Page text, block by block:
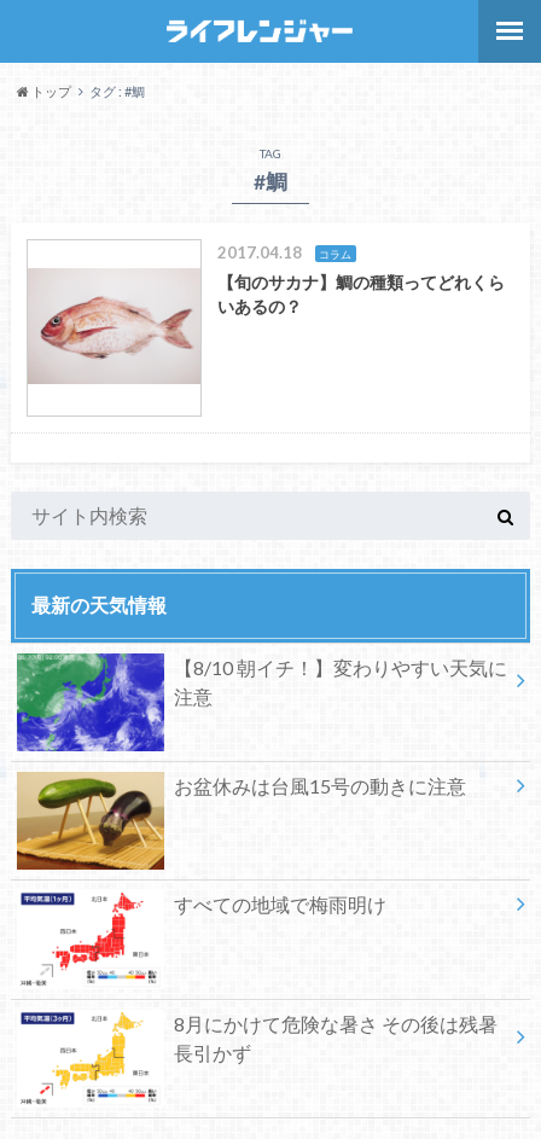
トップ タグ : #鯛
TAG
#鯛
2017.04.18 コラム
【旬のサカナ】鯛の種類ってどれくら
いあるの？
最新の天気情報
【8/10 朝イチ！】変わりやすい天気に
注意
お盆休みは台風15号の動きに注意
すべての地域で梅雨明け
8月にかけて危険な暑さ その後は残暑
長引かず